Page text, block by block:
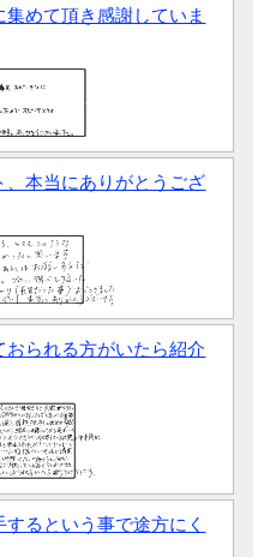
めて頂き感謝していま
本当にありがとうござ
おられる方がいたら紹介
るという事で途方にく